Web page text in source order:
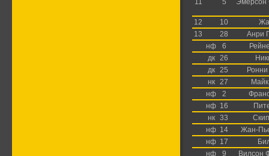
11 5 Эмерсон
12 10
13
28
Анри
нф
6
дк
26
дк
25
нк
27
нф
2
нф 16
нк
33
нф 14
Жан-
нф 17
нф
9
Вилсон